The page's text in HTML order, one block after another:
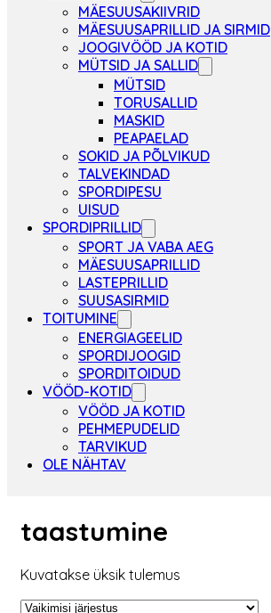
MÄESUUSAKIIVRID
MÄESUUSAPRILLID JA SIRMID
JOOGIVÖÖD JA KOTID
MÜTSID JA SALLID
MÜTSID
TORUSALLID
MASKID
PEAPAELAD
SOKID JA PÕLVIKUD
TALVEKINDAD
SPORDIPESU
UISUD
SPORDIPRILLID
SPORT JA VABA AEG
MÄESUUSAPRILLID
LASTEPRILLID
SUUSASIRMID
TOITUMINE
ENERGIAGEELID
SPORDIJOOGID
SPORDITOIDUD
VÖÖD-KOTID
VÖÖD JA KOTID
PEHMEPUDELID
TARVIKUD
OLE NÄHTAV
taastumine
Kuvatakse üksik tulemus